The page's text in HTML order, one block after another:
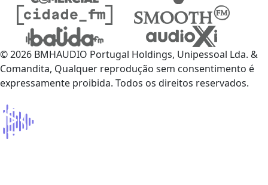
© 2026 BMHAUDIO Portugal Holdings, Unipessoal Lda. &
Comandita, Qualquer reprodução sem consentimento é
expressamente proibida. Todos os direitos reservados.